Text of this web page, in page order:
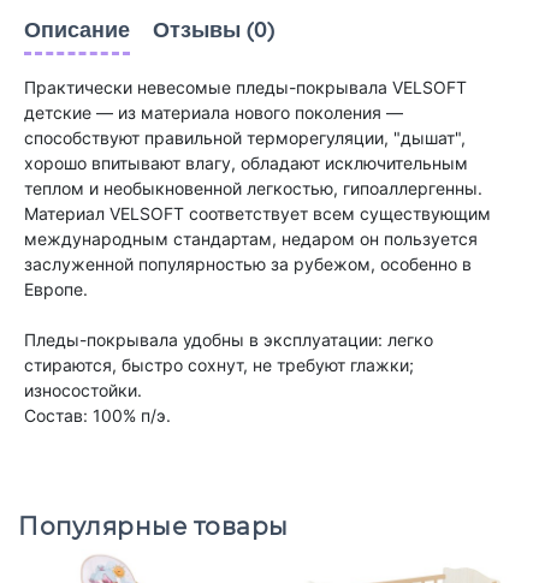
Описание Отзывы (0)
Практически невесомые пледы-покрывала VELSOFT
детские — из материала нового поколения —
способствуют правильной терморегуляции, "дышат",
хорошо впитывают влагу, обладают исключительным
теплом и необыкновенной легкостью, гипоаллергенны.
Материал VELSOFT соответствует всем существующим
международным стандартам, недаром он пользуется
заслуженной популярностью за рубежом, особенно в
Европе.
Пледы-покрывала удобны в эксплуатации: легко
стираются, быстро сохнут, не требуют глажки;
износостойки.
Состав: 100% п/э.
Популярные товары